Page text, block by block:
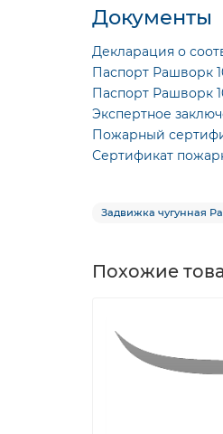
Документы
Декларация о
Паспорт Рашворк
Паспорт Рашворк
Экспертное
Пожарный
Сертификат
Задвижка чугунная
Похожие